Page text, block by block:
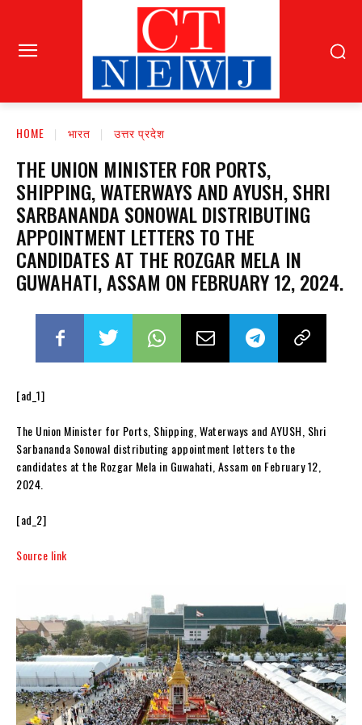
HOME भारत उत्तर प्रदेश
THE UNION MINISTER FOR PORTS,
SHIPPING, WATERWAYS AND AYUSH, SHRI
SARBANANDA SONOWAL DISTRIBUTING
APPOINTMENT LETTERS TO THE
CANDIDATES AT THE ROZGAR MELA IN
GUWAHATI, ASSAM ON FEBRUARY 12, 2024.
[ad_1]
The Union Minister for Ports, Shipping, Waterways and AYUSH, Shri
Sarbananda Sonowal distributing appointment letters to the
candidates at the Rozgar Mela in Guwahati, Assam on February 12,
2024.
[ad_2]
Source link